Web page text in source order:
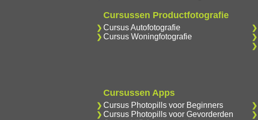
Cursussen Productfotografie
Cursus Autofotografie
Cursus Woningfotografie
Cursussen Apps
Cursus Photopills voor Beginners
Cursus Photopills voor Gevorderden